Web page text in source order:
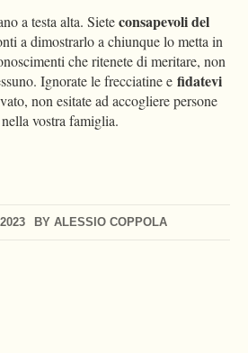
BY ALESSIO COPPOLA
a testa alta. Sieteconsapevoli del
a dimostrarlo a chiunque lo metta in
che ritenete di meritare, non
Ignorate le frecciatine e fidatevi
non esitate ad accogliere persone
vostra famiglia.